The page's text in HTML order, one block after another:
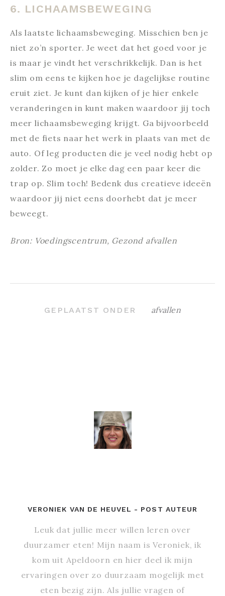
6. LICHAAMSBEWEGING
Als laatste lichaamsbeweging. Misschien ben je
niet zo’n sporter. Je weet dat het goed voor je
is maar je vindt het verschrikkelijk. Dan is het
slim om eens te kijken hoe je dagelijkse routine
eruit ziet. Je kunt dan kijken of je hier enkele
veranderingen in kunt maken waardoor jij toch
meer lichaamsbeweging krijgt. Ga bijvoorbeeld
met de fiets naar het werk in plaats van met de
auto. Of leg producten die je veel nodig hebt op
zolder. Zo moet je elke dag een paar keer die
trap op. Slim toch! Bedenk dus creatieve ideeën
waardoor jij niet eens doorhebt dat je meer
beweegt.
Bron: Voedingscentrum, Gezond afvallen
GEPLAATST ONDER afvallen
VERONIEK VAN DE HEUVEL - POST AUTEUR
Leuk dat jullie meer willen leren over
duurzamer eten! Mijn naam is Veroniek, ik
kom uit Apeldoorn en hier deel ik mijn
ervaringen over zo duurzaam mogelijk met
eten bezig zijn. Als jullie vragen of